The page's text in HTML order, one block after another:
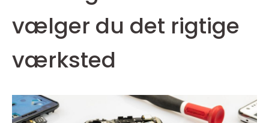
vælger du det rigtige
værksted